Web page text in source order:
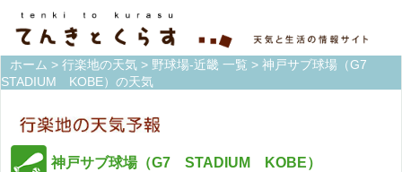
ホーム > 行楽地の天気 > 野球場-近畿 一覧 > 神戸サブ球場（G7
STADIUM KOBE）の天気
神戸サブ球場（G7 STADIUM KOBE）